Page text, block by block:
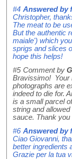
#4 Answered by
Christopher,
The meat to be
But the authentic
maiale') which
sprigs and slices
hope this helps!
#5 Comment by
Bravissimo! Your
photographs are
indeed to die for.
is a small parcel
string and
sauce. Thank you
#6 Answered by
Ciao Giovanni,
better ingredients
Grazie per la tua